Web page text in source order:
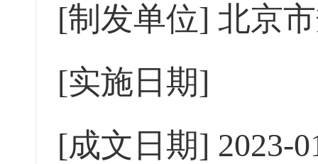
[制发单位] 北京
[实施日期]
[成文日期] 2023-